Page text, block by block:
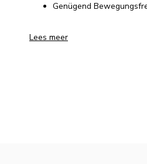
Genügend
Lees meer